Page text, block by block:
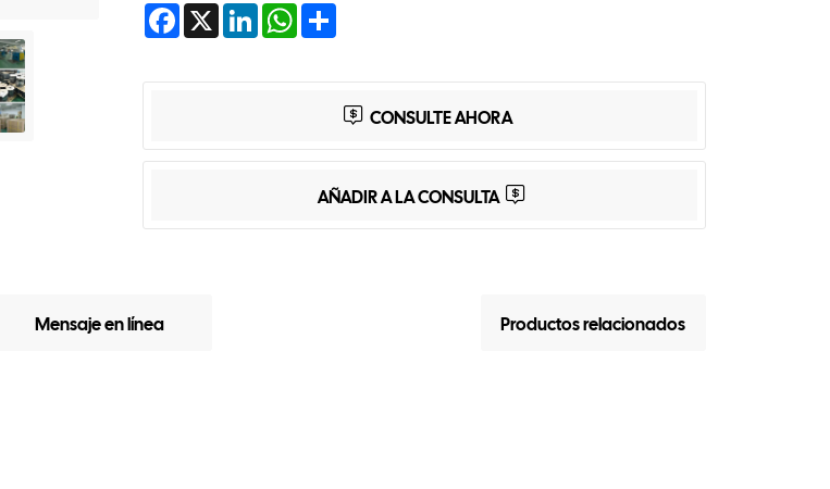
Facebook
X LinkedInWhatsApp
CONSULTE AHORA
AÑADIR A LA CONSULTA
Mensaje en línea Productos relacionados